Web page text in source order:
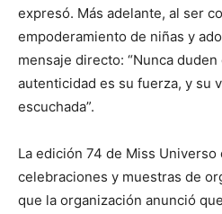
expresó. Más adelante, al ser
empoderamiento de niñas y
mensaje directo: “Nunca duden
autenticidad es su fuerza, y su
escuchada”.
La edición 74 de Miss
celebraciones y muestras de
que la organización anunció